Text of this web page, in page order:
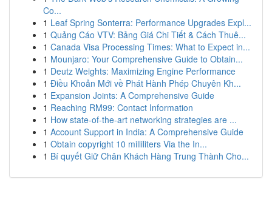
Co...
1 Leaf Spring Sonterra: Performance Upgrades Expl...
1 Quảng Cáo VTV: Bảng Giá Chi Tiết & Cách Thuê...
1 Canada Visa Processing Times: What to Expect in...
1 Mounjaro: Your Comprehensive Guide to Obtain...
1 Deutz Weights: Maximizing Engine Performance
1 Điều Khoản Mới về Phát Hành Phép Chuyên Kh...
1 Expansion Joints: A Comprehensive Guide
1 Reaching RM99: Contact Information
1 How state-of-the-art networking strategies are ...
1 Account Support in India: A Comprehensive Guide
1 Obtain copyright 10 milliliters Via the In...
1 Bí quyết Giữ Chân Khách Hàng Trung Thành Cho...